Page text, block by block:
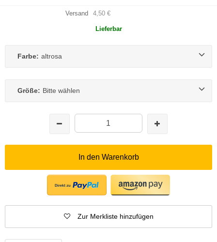
Versand 4,50 €
Lieferbar
Farbe: altrosa
Größe: Bitte wählen
In den Warenkorb
Zur Merkliste hinzufügen